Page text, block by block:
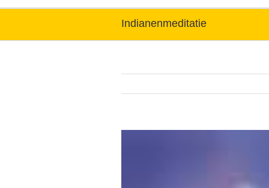
Indianenmeditatie